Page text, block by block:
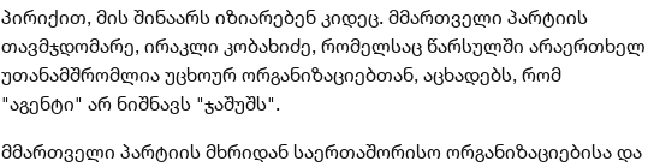
პირიქით, მის შინაარს იზიარებენ კიდეც. მმართველი პარტიის
თავმჯდომარე, ირაკლი კობახიძე, რომელსაც წარსულში არაერთხელ
უთანამშრომლია უცხოურ ორგანიზაციებთან, აცხადებს, რომ
"აგენტი" არ ნიშნავს "ჯაშუშს".
მმართველი პარტიის მხრიდან საერთაშორისო ორგანიზაციებისა და